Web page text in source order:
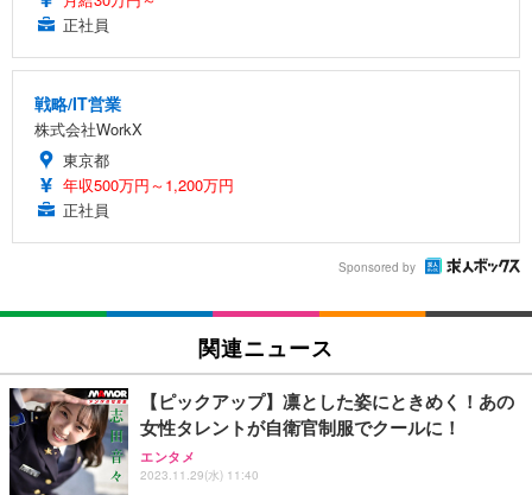
正社員
戦略/IT営業
株式会社WorkX
東京都
年収500万円～1,200万円
正社員
Sponsored by
関連ニュース
【ピックアップ】凛とした姿にときめく！あの
女性タレントが自衛官制服でクールに！
エンタメ
2023.11.29(水) 11:40